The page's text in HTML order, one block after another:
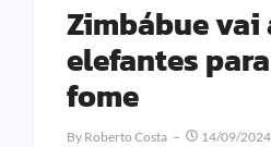
Zimbábue
elefantes
fome
By Roberto Costa 14/09/2024